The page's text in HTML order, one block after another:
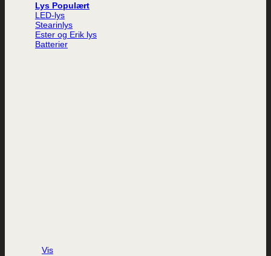
Lys
LED-lys
Stearinlys
Ester og Erik lys
Batterier
Vis